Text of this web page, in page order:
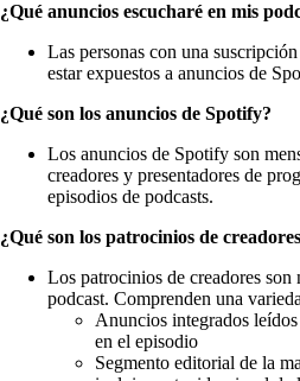
¿Qué anuncios escucharé en mis
Las personas con una
estar expuestos a anuncios de
¿Qué son los anuncios de Spotify?
Los anuncios de Spotify son
creadores y presentadores de
episodios de podcasts.
¿Qué son los patrocinios de
Los patrocinios de creadores son
podcast. Comprenden una
Anuncios integrados
en el episodio
Segmento editorial de la